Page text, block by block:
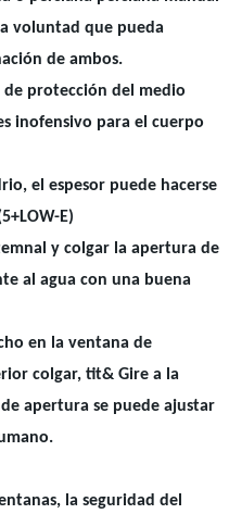
voluntad que pueda
de ambos.
protección del medio
inofensivo para el cuerpo
el espesor puede hacerse
E)
y colgar la apertura de
al agua con una buena
en la ventana de
colgar, tit& Gire a la
apertura se puede ajustar
la seguridad del